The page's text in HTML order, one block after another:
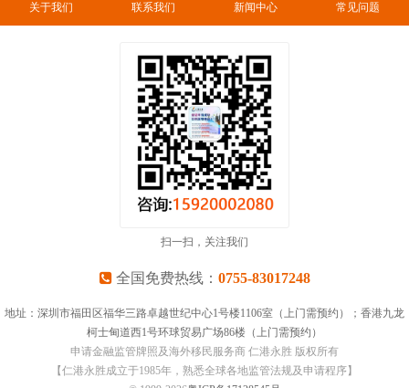
关于我们 联系我们 新闻中心 常见问题
扫一扫，关注我们
全国免费热线： 0755-83017248
地址：深圳市福田区福华三路卓越世纪中心1号楼1106室（上门需预约）；香港九龙
柯士甸道西1号环球贸易广场86楼（上门需预约）
申请金融监管牌照及海外移民服务商 仁港永胜 版权所有
【仁港永胜成立于1985年，熟悉全球各地监管法规及申请程序】